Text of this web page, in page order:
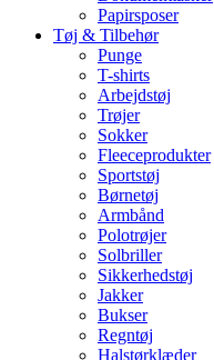
Papirsposer
Tøj & Tilbehør
Punge
T-shirts
Arbejdstøj
Trøjer
Sokker
Fleeceprodukter
Sportstøj
Børnetøj
Armbånd
Polotrøjer
Solbriller
Sikkerhedstøj
Jakker
Bukser
Regntøj
Halstørklæder